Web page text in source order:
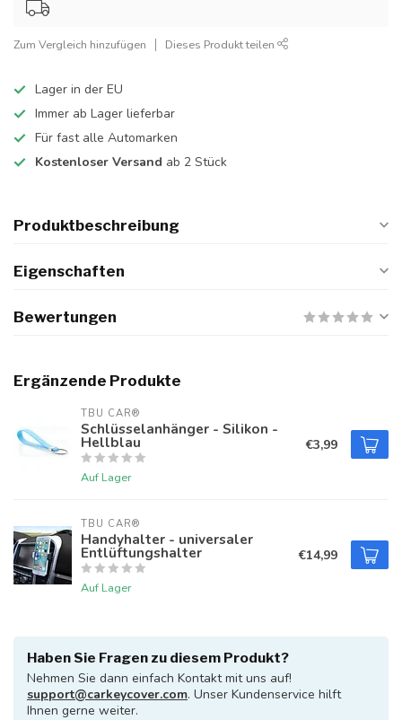
Zum Vergleich hinzufügen Dieses Produkt teilen
Lager in der EU
Immer ab Lager lieferbar
Für fast alle Automarken
Kostenloser Versand ab 2 Stück
Produktbeschreibung
Eigenschaften
Bewertungen
Ergänzende Produkte
TBU CAR®
Schlüsselanhänger - Silikon -
Hellblau
Auf Lager
€3,99
TBU CAR®
Handyhalter - universaler
Entlüftungshalter
Auf Lager
€14,99
Haben Sie Fragen zu diesem Produkt?
Nehmen Sie dann einfach Kontakt mit uns auf!
support@carkeycover.com. Unser Kundenservice hilft
Ihnen gerne weiter.